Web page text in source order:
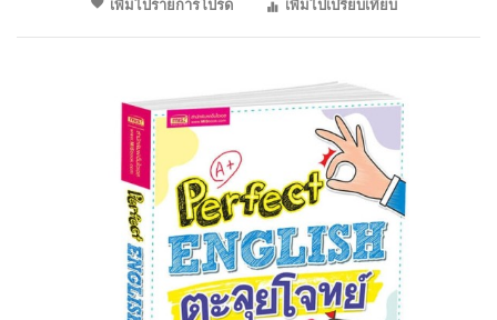
เพิ่มไปรายการโปรด
เพิ่มไปเปรียบเทียบ